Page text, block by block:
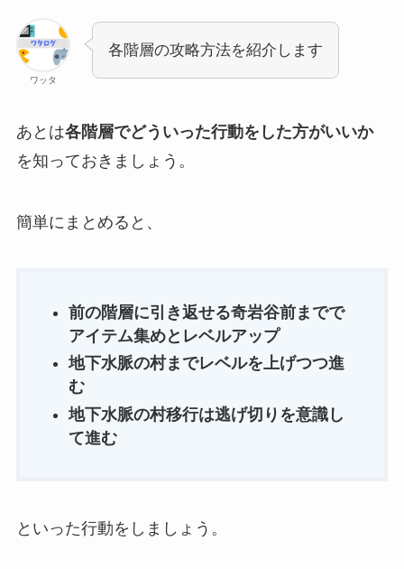
ワッタ
各階層の攻略方法を紹介します
あとは各階層でどういった行動をした方がいいか
を知っておきましょう。
簡単にまとめると、
前の階層に引き返せる奇岩谷前までで
アイテム集めとレベルアップ
地下水脈の村までレベルを上げつつ進
む
地下水脈の村移行は逃げ切りを意識し
て進む
といった行動をしましょう。